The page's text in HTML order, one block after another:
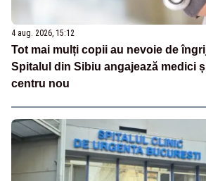
4 aug. 2026, 15:12
Tot mai mulți copii au nevoie de
Spitalul din Sibiu angajează medici
centru nou